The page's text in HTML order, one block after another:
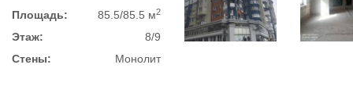
Площадь:
85.5/85.5 м2
Этаж:
8/9
Стены:
Монолит